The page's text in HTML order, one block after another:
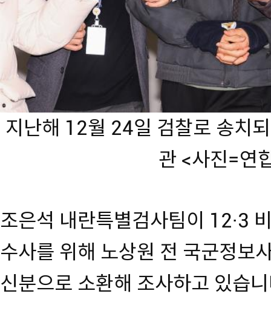
지난해 12월 24일 검찰로 송치
관 <사진=연
조은석 내란특별검사팀이 12·3
수사를 위해 노상원 전 국군정보
신분으로 소환해 조사하고 있습